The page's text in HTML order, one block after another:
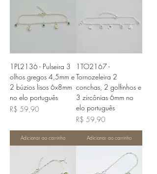
1PL2136 - Pulseira 3
olhos gregos 4,5mm e
2 búzios lisos 6x8mm
no elo português
Preço
R$ 59,90
Adicionar ao carrinho
1TO2167 -
Tornozeleira 2
conchas, 2 golfinhos e
3 zircônias 6mm no
elo português
Preço
R$ 59,90
Adicionar ao carrinho